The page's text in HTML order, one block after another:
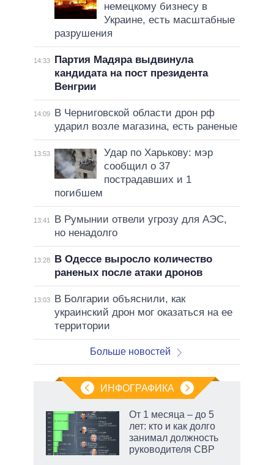
немецкому бизнесу в
Украине, есть масштабные
разрушения
14:33
Партия Мадяра выдвинула
кандидата на пост президента
Венгрии
14:09
В Черниговской области дрон рф
ударил возле магазина, есть раненые
13:53
Удар по Харькову: мэр
сообщил о 37
пострадавших и 1
погибшем
13:41
В Румынии отвели угрозу для АЭС,
но ненадолго
13:28
В Одессе выросло количество
раненых после атаки дронов
13:03
В Болгарии объяснили, как
украинский дрон мог оказаться на ее
территории
Больше новостей
ИНФОГРАФИКА
От 1 месяца – до 5
лет: кто и как долго
занимал должность
руководителя СВР